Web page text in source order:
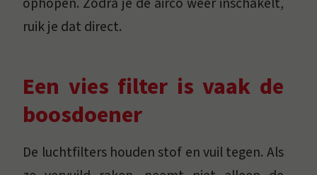
ruik je dat direct.
Een vies filter is vaak de
boosdoener
De luchtfilters houden stof en vuil tegen. Als